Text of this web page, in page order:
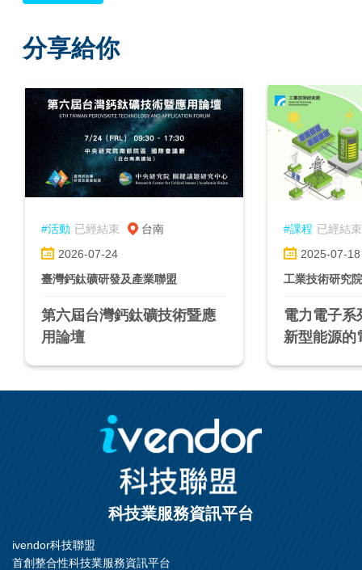
分享給你
#活動 已經結束
台南
2026-07-24
臺灣鈣鈦礦研發及產業聯盟
第六屆台灣鈣鈦礦技術暨應
用論壇
#課程 已經結束
2025-07-18
工業技術研究院
電力電子系
新型能源的
科技業服務資訊平台
ivendor科技聯盟
首創整合性科技業服務資訊平台